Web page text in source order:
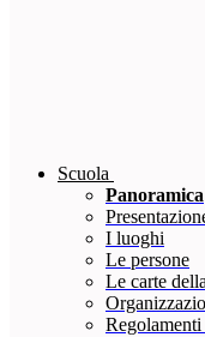
Scuola
Panoramica
I luoghi
Le persone
Le carte